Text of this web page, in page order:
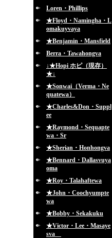
Loren・Phillips
★Floyd・Namingha・L
omakuyvaya
★Benjamin・Mansfield
Berra・Tawahongva
↓★Hopi ホピ（現存）
★↓
★Sonwai（Verma・Ne
quatewa）
★Charles&Don・Suppl
ee
★Raymond・Sequapte
wa・Sr
★Sherian・Honhongva
★Bennard・Dallasvuya
oma
★Roy・Talahaftewa
★John・Coochyumpte
wa
★Bobby・Sekakuku
★Victor・Lee・Masaye
sva